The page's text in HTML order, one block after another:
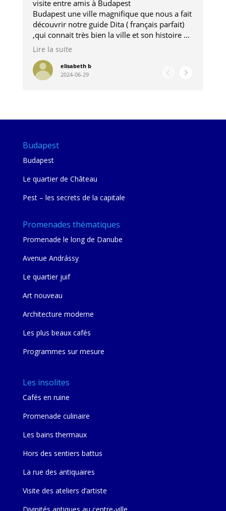
visite entre amis à Budapest
Budapest une ville magnifique que nous a fait
découvrir notre guide Dita ( français parfait)
,qui connait très bien la ville et son histoire et
qui nous a permis d'accéder à des lieux
pour les restaurants . A la fin de notre séjour
nous étions plus avec une amie qu' une guide
Lire la suite
elisabeth b
2024-06-29
Budapest
Budapest
Le quartier de Château
Pest – les secrets de la capitale
Promenades thématiques
Promenade le long de Danube
Avenue Andrássy
Le quartier juif
Art nouveau
Architecture moderne
Les plus beaux cafés
Programmes sur mesure
Les insolites
Cafés en ruine
Promenade culinaire
Les bains thermaux
Hors des sentiers battus
La rue des antiquaires
Visite des ateliers d’artiste
Divinités antiques au centre-ville